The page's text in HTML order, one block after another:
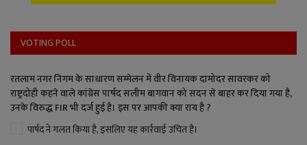
VOTING POLL
रतलाम नगर निगम के साधारण सम्मेलन में वीर विनायक दामोदर सावरकर को
राष्ट्रदोही कहने वाले कांग्रेस पार्षद सलीम बागवान को सदन से बाहर कर दिया गया है,
उनके विरुद्ध FIR भी दर्ज हुई है। इस पर आपकी क्या राय है ?
पार्षद ने गलत किया है, इसलिए यह कार्रवाई उचित है।